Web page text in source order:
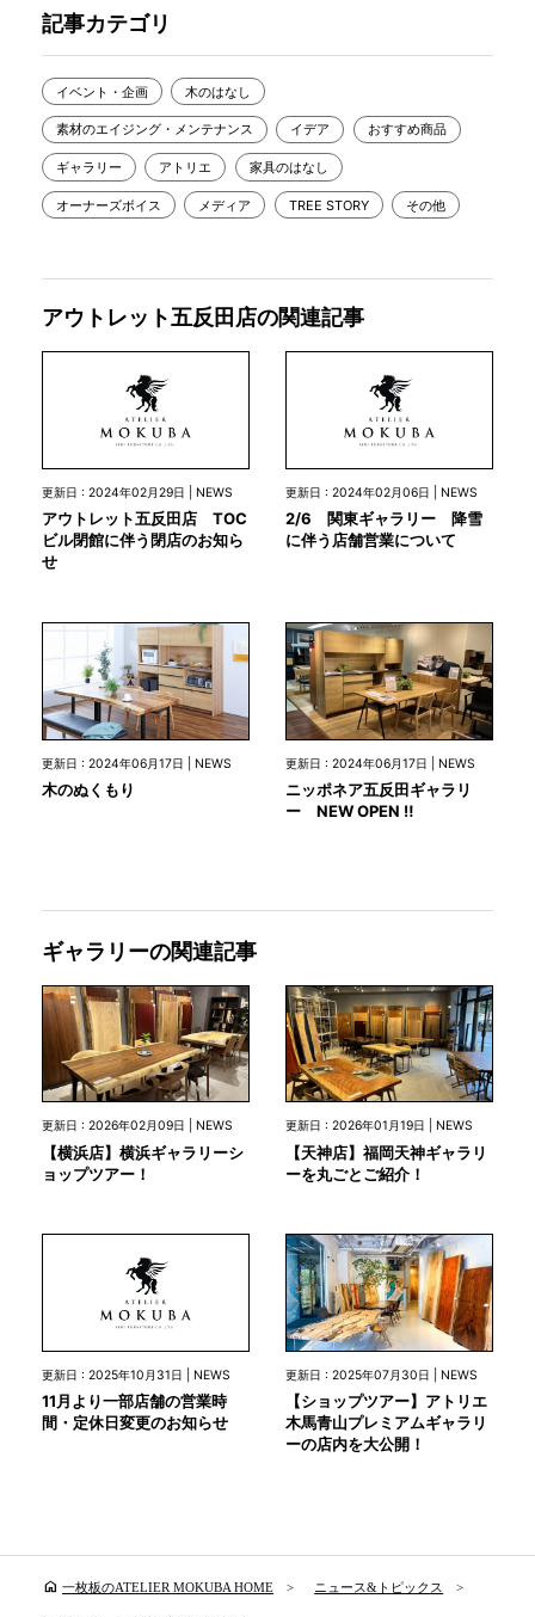
記事カテゴリ
イベント・企画 木のはなし
素材のエイジング・メンテナンス イデア おすすめ商品
ギャラリー アトリエ 家具のはなし
オーナーズボイス メディア TREE STORY その他
アウトレット五反田店の関連記事
更新日 : 2024年02月29日 | NEWS
アウトレット五反田店 TOC
ビル閉館に伴う閉店のお知ら
せ
更新日 : 2024年02月06日 | NEWS
2/6 関東ギャラリー 降雪
に伴う店舗営業について
更新日 : 2024年06月17日 | NEWS
木のぬくもり
更新日 : 2024年06月17日 | NEWS
ニッポネア五反田ギャラリ
ー NEW OPEN ‼
ギャラリーの関連記事
更新日 : 2026年02月09日 | NEWS
【横浜店】横浜ギャラリーシ
ョップツアー！
更新日 : 2026年01月19日 | NEWS
【天神店】福岡天神ギャラリ
ーを丸ごとご紹介！
更新日 : 2025年10月31日 | NEWS
11月より一部店舗の営業時
間・定休日変更のお知らせ
更新日 : 2025年07月30日 | NEWS
【ショップツアー】アトリエ
木馬青山プレミアムギャラリ
ーの店内を大公開！
home 一枚板のATELIER MOKUBA HOME ニュース&トピックス